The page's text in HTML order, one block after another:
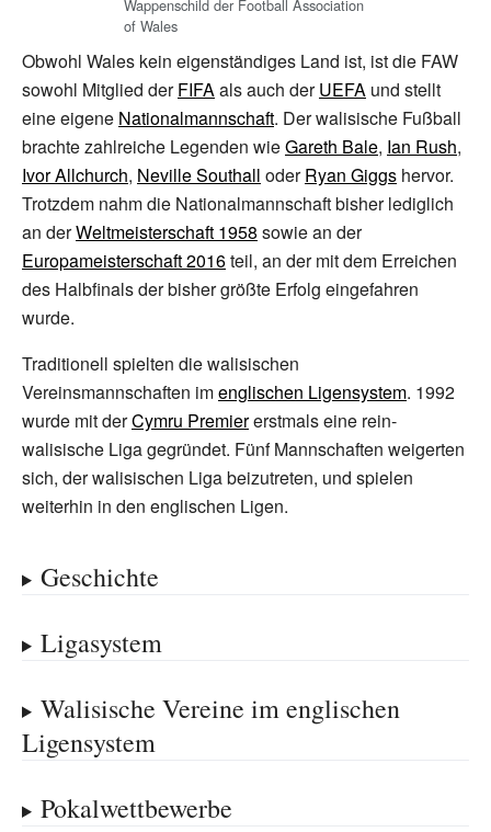
Wappenschild der Football Association
of Wales
Obwohl Wales kein eigenständiges Land ist, ist die FAW
sowohl Mitglied derFIFAals auch derUEFA und stellt
eine eigene Nationalmannschaft. Der walisische Fußball
brachte zahlreiche Legenden wieGareth Bale, Ian Rush,
Ivor Allchurch, Neville Southall oderRyan Giggs hervor.
Trotzdem nahm die Nationalmannschaft bisher lediglich
an derWeltmeisterschaft 1958 sowie an der
Europameisterschaft 2016teil, an der mit dem Erreichen
des Halbfinals der bisher größte Erfolg eingefahren
wurde.
Traditionell spielten die walisischen
Vereinsmannschaften imenglischen Ligensystem. 1992
wurde mit derCymru Premiererstmals eine rein-
walisische Liga gegründet. Fünf Mannschaften weigerten
sich, der walisischen Liga beizutreten, und spielen
weiterhin in den englischen Ligen.
Geschichte
Ligasystem
Walisische Vereine im englischen
Ligensystem
Pokalwettbewerbe